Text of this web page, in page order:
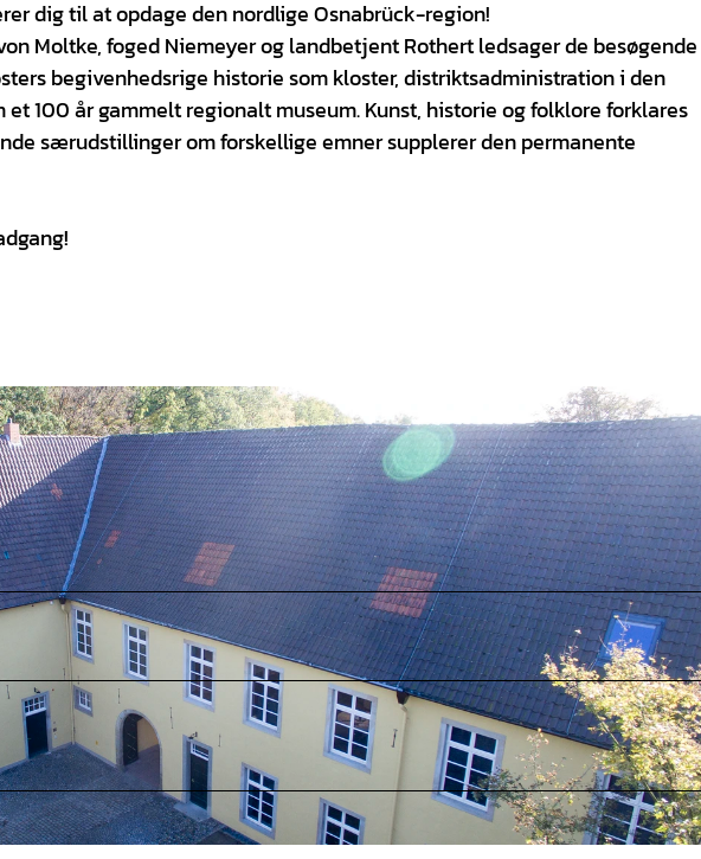
dig til at opdage den nordlige Osnabrück-region!
Moltke, foged Niemeyer og landbetjent Rothert ledsager de besøgende
begivenhedsrige historie som kloster, distriktsadministration i den
100 år gammelt regionalt museum. Kunst, historie og folklore forklares
særudstillinger om forskellige emner supplerer den permanente